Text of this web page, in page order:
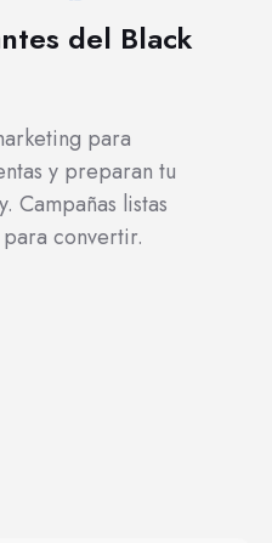
del Black
para
y preparan tu
Campañas listas
convertir.